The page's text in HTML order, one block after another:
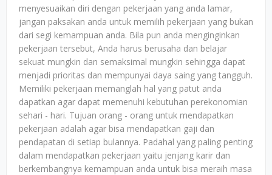
menyesuaikan diri dengan pekerjaan yang anda lamar,
jangan paksakan anda untuk memilih pekerjaan yang bukan
dari segi kemampuan anda. Bila pun anda menginginkan
pekerjaan tersebut, Anda harus berusaha dan belajar
sekuat mungkin dan semaksimal mungkin sehingga dapat
menjadi prioritas dan mempunyai daya saing yang tangguh.
Memiliki pekerjaan memanglah hal yang patut anda
dapatkan agar dapat memenuhi kebutuhan perekonomian
sehari - hari. Tujuan orang - orang untuk mendapatkan
pekerjaan adalah agar bisa mendapatkan gaji dan
pendapatan di setiap bulannya. Padahal yang paling penting
dalam mendapatkan pekerjaan yaitu jenjang karir dan
berkembangnya kemampuan anda untuk bisa meraih masa